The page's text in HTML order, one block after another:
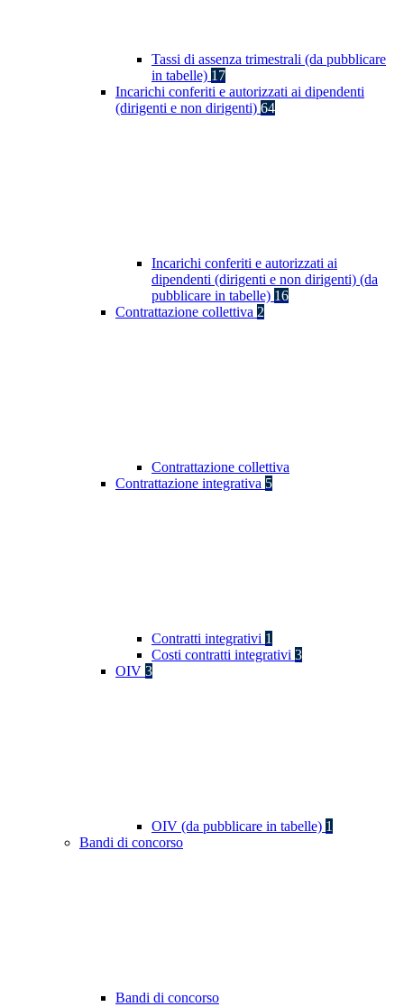
Tassi di assenza trimestrali (da pubblicare
in tabelle) 17
Incarichi conferiti e autorizzati ai dipendenti
(dirigenti e non dirigenti) 64
Incarichi conferiti e autorizzati ai
dipendenti (dirigenti e non dirigenti) (da
pubblicare in tabelle) 16
Contrattazione collettiva 2
Contrattazione collettiva
Contrattazione integrativa 5
Contratti integrativi 1
Costi contratti integrativi 3
OIV 3
OIV (da pubblicare in tabelle) 1
Bandi di concorso
Bandi di concorso